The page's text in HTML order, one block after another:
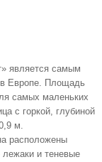
является самым
Европе. Площадь
самых маленьких
с горкой, глубиной
м.
расположены
и теневые